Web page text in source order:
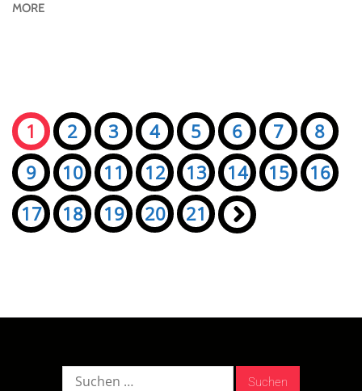
MORE
Seiten:
1 2 3 4 5 6 7
8
9
10 11 12 13 14 15
16
17
18 19 20 21 »
Suche